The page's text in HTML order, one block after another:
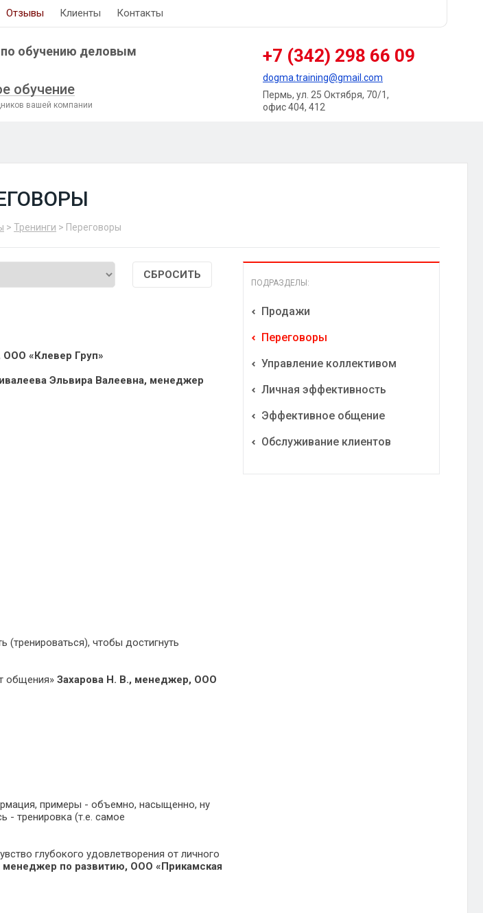
Отзывы Клиенты Контакты
обучению деловым
+7 (342) 298 66 09
dogma.training@gmail.com
Пермь, ул. 25 Октября, 70/1,
офис 404, 412
обучение
вашей компании
> Тренинги > Переговоры
СБРОСИТЬ
«Клевер Груп»
Эльвира Валеевна, менеджер
(тренироваться), чтобы достигнуть
общения» Захарова Н. В., менеджер, ООО
примеры - объемно, насыщенно, ну
- тренировка (т.е. самое
глубокого удовлетворения от личного
по развитию, ООО «Прикамская
ПОДРАЗДЕЛЫ:
Продажи
Переговоры
Управление коллективом
Личная эффективность
Эффективное общение
Обслуживание клиентов